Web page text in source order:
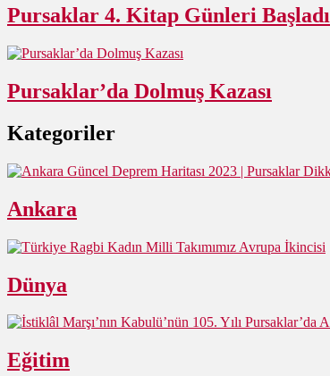
Pursaklar 4. Kitap Günleri Başladı
Pursaklar’da Dolmuş Kazası
Kategoriler
Ankara
Dünya
Eğitim